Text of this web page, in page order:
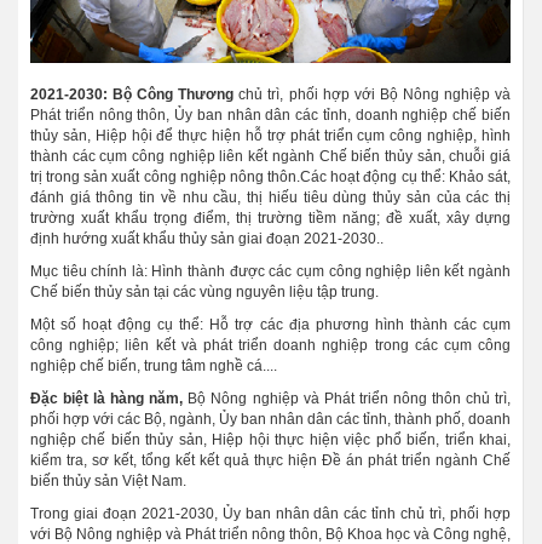
2021-2030: Bộ Công Thương chủ trì, phối hợp với Bộ Nông nghiệp và
Phát triển nông thôn, Ủy ban nhân dân các tỉnh, doanh nghiệp chế biến
thủy sản, Hiệp hội để thực hiện hỗ trợ phát triển cụm công nghiệp, hình
thành các cụm công nghiệp liên kết ngành Chế biến thủy sản, chuỗi giá
trị trong sản xuất công nghiệp nông thôn.Các hoạt động cụ thể: Khảo sát,
đánh giá thông tin về nhu cầu, thị hiếu tiêu dùng thủy sản của các thị
trường xuất khẩu trọng điểm, thị trường tiềm năng; đề xuất, xây dựng
định hướng xuất khẩu thủy sản giai đoạn 2021-2030..
Mục tiêu chính là: Hình thành được các cụm công nghiệp liên kết ngành
Chế biến thủy sản tại các vùng nguyên liệu tập trung.
Một số hoạt động cụ thể: Hỗ trợ các địa phương hình thành các cụm
công nghiệp; liên kết và phát triển doanh nghiệp trong các cụm công
nghiệp chế biến, trung tâm nghề cá....
Đặc biệt là hàng năm, Bộ Nông nghiệp và Phát triển nông thôn chủ trì,
phối hợp với các Bộ, ngành, Ủy ban nhân dân các tỉnh, thành phố, doanh
nghiệp chế biến thủy sản, Hiệp hội thực hiện việc phổ biến, triển khai,
kiểm tra, sơ kết, tổng kết kết quả thực hiện Đề án phát triển ngành Chế
biến thủy sản Việt Nam.
Trong giai đoạn 2021-2030, Ủy ban nhân dân các tỉnh chủ trì, phối hợp
với Bộ Nông nghiệp và Phát triển nông thôn, Bộ Khoa học và Công nghệ,